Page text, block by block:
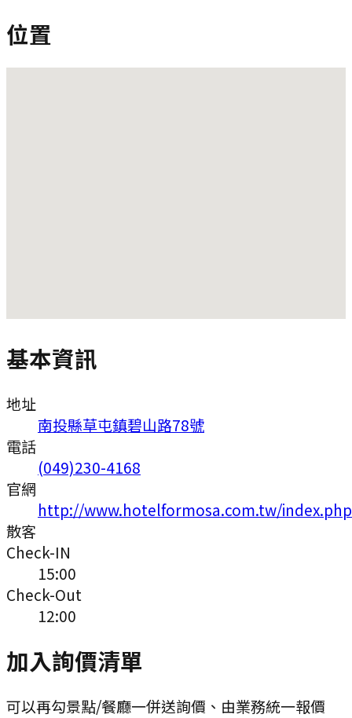
位置
基本資訊
地址
南投縣草屯鎮碧山路78號
電話
(049)230-4168
官網
http://www.hotelformosa.com.tw/
散客
Check-IN
15:00
Check-Out
12:00
加入詢價清單
可以再勾景點/餐廳一併送詢價、由業務統一報價